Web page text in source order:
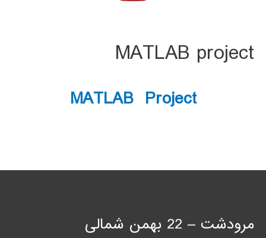
MATLAB project
MATLAB Project
مرودشت – 22 بهمن شمالی